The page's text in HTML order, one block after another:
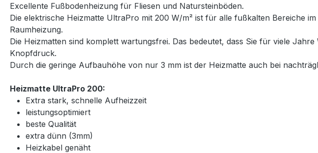
Excellente Fußbodenheizung für Fliesen und Natursteinböden.
Die elektrische Heizmatte UltraPro mit 200 W/m² ist für alle fußkalten Bereiche
Raumheizung.
Die Heizmatten sind komplett wartungsfrei. Das bedeutet, dass Sie für viele
Knopfdruck.
Durch die geringe Aufbauhöhe von nur 3 mm ist der Heizmatte auch bei
Heizmatte UltraPro 200:
Extra stark, schnelle Aufheizzeit
leistungsoptimiert
beste Qualität
extra dünn (3mm)
Heizkabel genäht